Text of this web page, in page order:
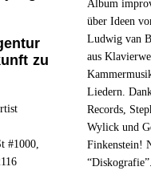
zu
#1000,
Album
über Ideen
Ludwig van
aus
Liedern.
Records,
Wylick und
Finkenstein!
“Diskografie”.